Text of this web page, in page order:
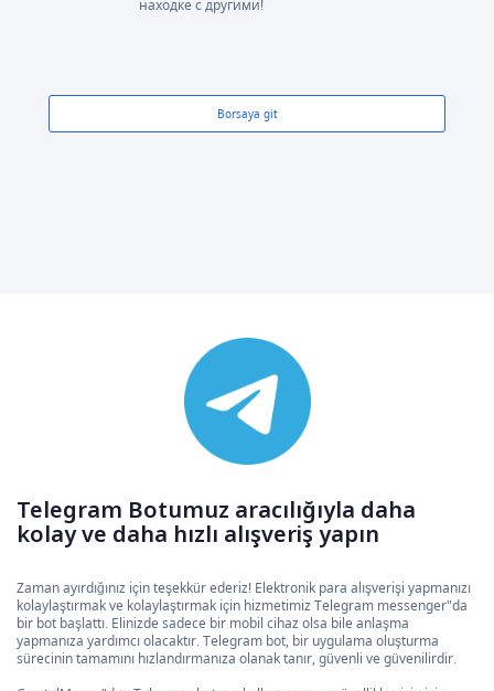
находке с другими!
Borsaya git
Telegram Botumuz aracılığıyla daha
kolay ve daha hızlı alışveriş yapın
Zaman ayırdığınız için teşekkür ederiz! Elektronik para alışverişi yapmanızı
kolaylaştırmak ve kolaylaştırmak için hizmetimiz Telegram messenger"da
bir bot başlattı. Elinizde sadece bir mobil cihaz olsa bile anlaşma
yapmanıza yardımcı olacaktır. Telegram bot, bir uygulama oluşturma
sürecinin tamamını hızlandırmanıza olanak tanır, güvenli ve güvenilirdir.